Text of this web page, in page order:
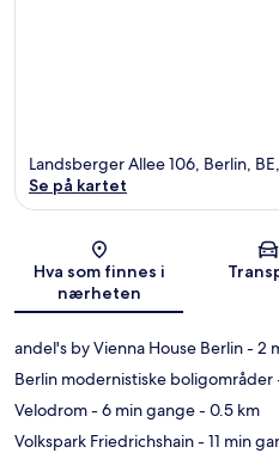
Landsberger Allee 106, Berlin,
Se på kartet
Hva som finnes i
nærheten
andel's by Vienna House Berlin- 2
Berlin modernistiske boligområder
Velodrom- 6 min gange- 0.5 km
Volkspark Friedrichshain- 11 min